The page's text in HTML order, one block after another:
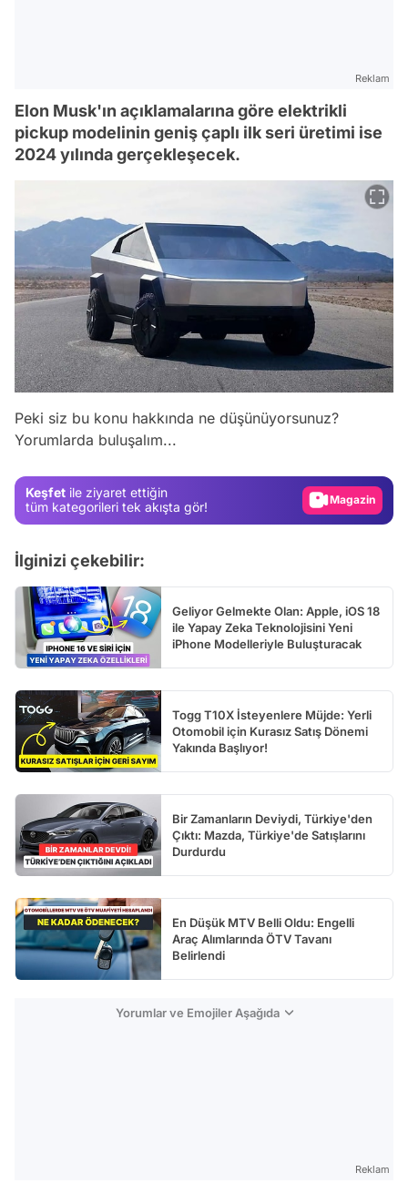
Reklam
Elon Musk'ın açıklamalarına göre elektrikli
pickup modelinin geniş çaplı ilk seri üretimi ise
2024 yılında gerçekleşecek.
Peki siz bu konu hakkında ne düşünüyorsunuz?
Yorumlarda buluşalım...
Keşfet ile ziyaret ettiğin
tüm kategorileri tek akışta gör!
Video
Video
İlginizi çekebilir:
Geliyor Gelmekte Olan: Apple, iOS 18
ile Yapay Zeka Teknolojisini Yeni
iPhone Modelleriyle Buluşturacak
Togg T10X İsteyenlere Müjde: Yerli
Otomobil için Kurasız Satış Dönemi
Yakında Başlıyor!
Bir Zamanların Deviydi, Türkiye'den
Çıktı: Mazda, Türkiye'de Satışlarını
Durdurdu
En Düşük MTV Belli Oldu: Engelli
Araç Alımlarında ÖTV Tavanı
Belirlendi
Yorumlar ve Emojiler Aşağıda
Reklam